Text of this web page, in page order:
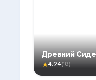
Древний
★4.94(18)